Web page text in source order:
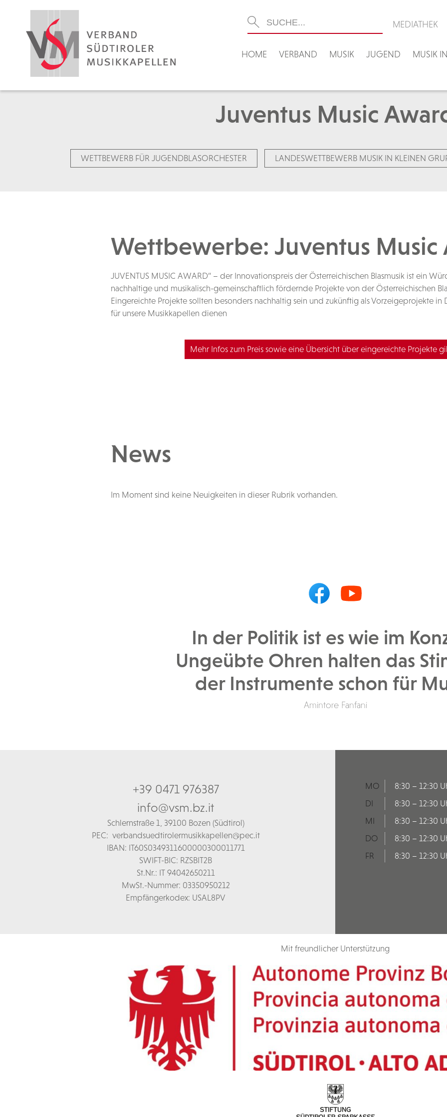
HOME VERBAND MUSIK JUGEND MUSIK
MEDIATHEK
Juventus Music
WETTBEWERB FÜR JUGENDBLASORCHESTER LANDESWETTBEWERB MUSIK IN KLEINEN
Wettbewerbe: Juventus Music
JUVENTUS MUSIC AWARD“ – der Innovationspreis der Österreichischen Blasmusik ist ein
nachhaltige und musikalisch-gemeinschaftlich fördernde Projekte von der Österreichischen
Eingereichte Projekte sollten besonders nachhaltig sein und zukünftig als Vorzeigeprojekte in
für unsere Musikkapellen dienen
Mehr Infos zum Preis sowie eine Übersicht über eingereichte Projekte
News
Im Moment sind keine Neuigkeiten in dieser Rubrik vorhanden.
In der Politik ist es wie im
Ungeübte Ohren halten das
der Instrumente schon für
Amintore Fanfani
+39 0471 976387
info@vsm.bz.it
Schlernstraße 1, 39100 Bozen (Südtirol)
PEC: verbandsuedtirolermusikkapellen@pec.it
IBAN: IT60S0349311600000300011771
SWIFT-BIC: RZSBIT2B
St.Nr.: IT 94042650211
MwSt.-Nummer: 03350950212
Empfängerkodex: USAL8PV
MO
8:30 – 12:30
DI
8:30 – 12:30
MI
8:30 – 12:30
DO
8:30 – 12:30
FR
8:30 – 12:30
Mit freundlicher Unterstützung